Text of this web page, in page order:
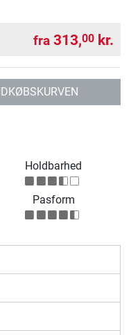
fra 313,00 kr.
Holdbarhed
Pasform